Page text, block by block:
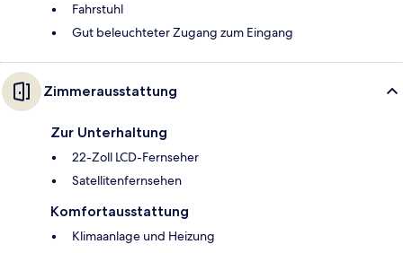
Fahrstuhl
Gut beleuchteter Zugang zum Eingang
Zimmerausstattung
Zur Unterhaltung
22-Zoll LCD-Fernseher
Satellitenfernsehen
Komfortausstattung
Klimaanlage und Heizung